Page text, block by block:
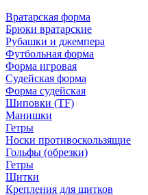
Вратарская форма
Брюки вратарские
Рубашки и джемпера
Футбольная форма
Форма игровая
Судейская форма
Форма судейская
Шиповки (TF)
Манишки
Гетры
Носки противоскользящие
Гольфы (обрезки)
Гетры
Щитки
Крепления для щитков